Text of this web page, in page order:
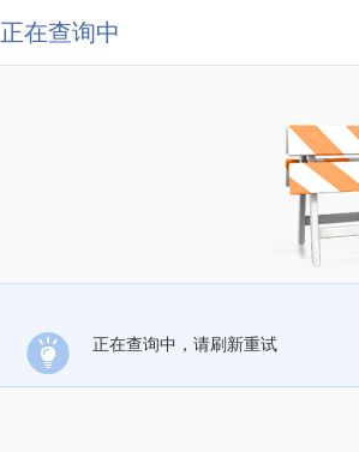
正在查询中
正在查询中，请刷新重试